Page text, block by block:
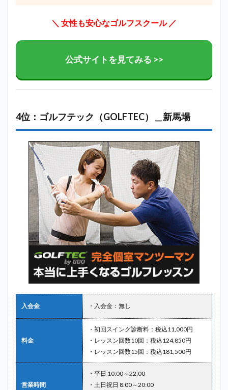
＼ 女性も安心なゴルフスクール／
公式サイトを見てみる >>
4位：ゴルフテック（GOLFTEC）＿新馬場
入会金 ・入会金：無し
料金
・初回スイング診断料：税込11,000円
・レッスン回数10回：税込124,850円
・レッスン回数15回：税込181,500円
営業時間
・平日 10:00～22:00
・土日祝日 8:00～20:00